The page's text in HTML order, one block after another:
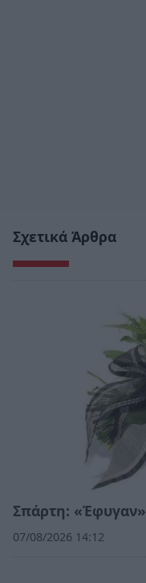
Σχετικά Άρθρα
Σπάρτη:
07/08/2026 14:12